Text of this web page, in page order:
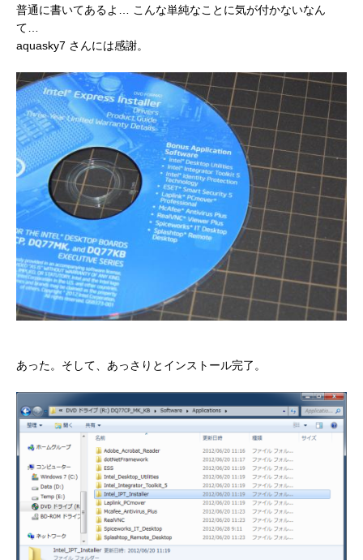
普通に書いてあるよ… こんな単純なことに気が付かないなん
て…
aquasky7 さんには感謝。
あった。そして、あっさりとインストール完了。